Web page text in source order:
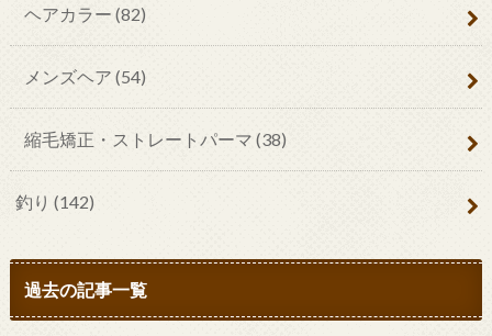
ヘアカラー (82)
メンズヘア (54)
縮毛矯正・ストレートパーマ (38)
釣り (142)
過去の記事一覧